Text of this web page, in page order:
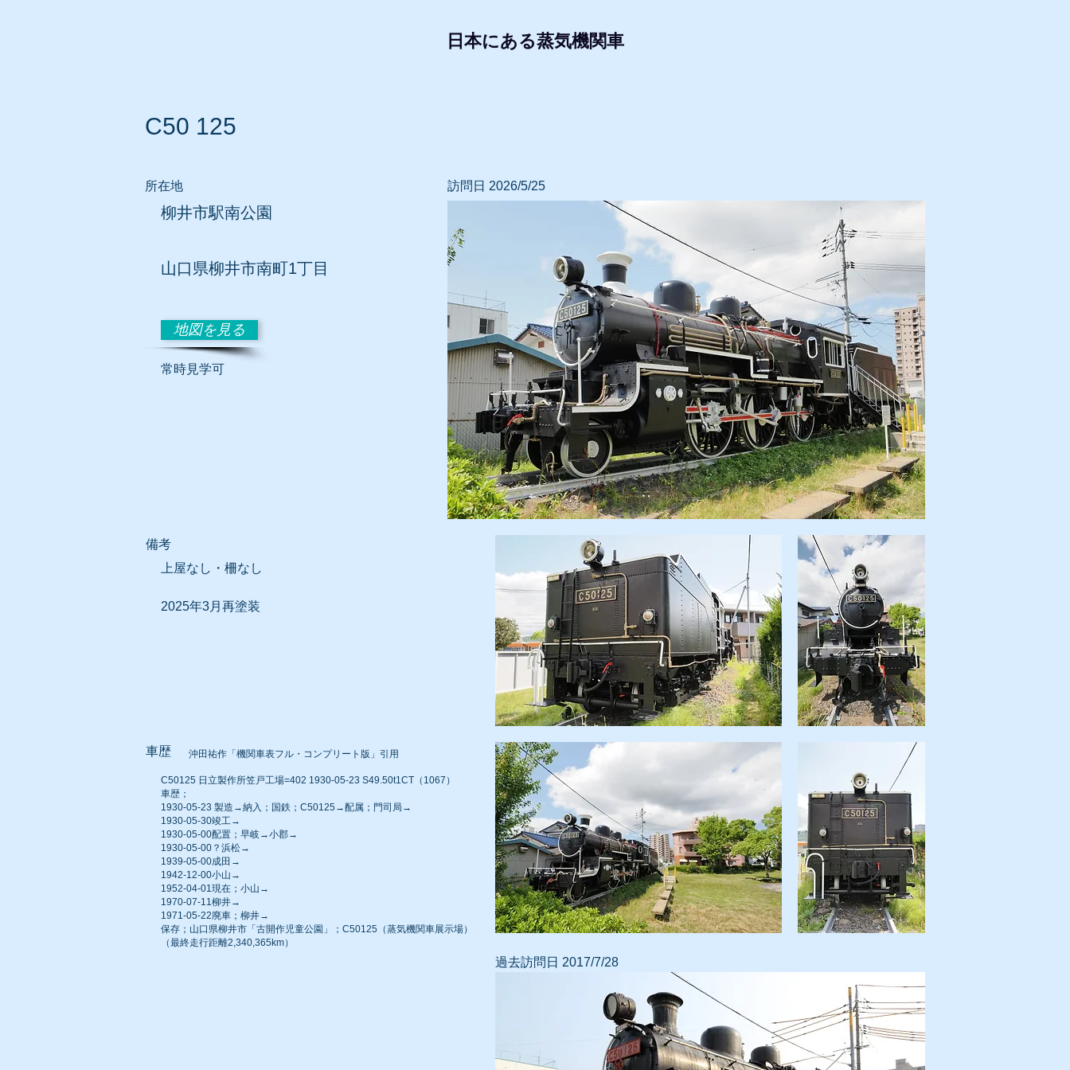
日本にある蒸気機関車
C50 125
所在地
柳井市駅南公園
山口県柳井市南町1丁目
地図を見る
常時見学可
訪問日 2026/5/25
​備考
上屋なし・柵なし
2025年3月再塗装
車歴 沖田祐作「機関車表フル・コンプリート版」引用
C50125 日立製作所笠戸工場=402 1930-05-23 S49.50t1CT（1067）
車歴；
1930-05-23 製造→納入；国鉄；C50125→配属；門司局→
1930-05-30竣工→
1930-05-00配置；早岐→小郡→
1930-05-00？浜松→
1939-05-00成田→
1942-12-00小山→
1952-04-01現在；小山→
1970-07-11柳井→
1971-05-22廃車；柳井→
保存；山口県柳井市「古開作児童公園」；C50125（蒸気機関車展示場）
（最終走行距離2,340,365km）
過去訪問日 2017/7/28